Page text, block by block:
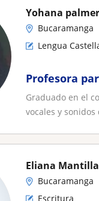
Yohana
Bucaramanga
Lengua
Profesora
Graduado en el
vocales y
Eliana Mantilla
Bucaramanga
Escritura